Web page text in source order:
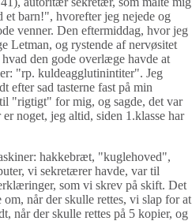
et barn!", hvorefter jeg nejede og
venner. Den eftermiddag, hvor jeg
Letman, og rystende af nervøsitet
den gode overlæge havde at
"rp. kuldeagglutinintiter". Jeg
efter sad tasterne fast på min
"rigtigt" for mig, og sagde, det var
noget, jeg altid, siden 1.klasse har
hakkebræt, "kuglehoved",
vi sekretærer havde, var til
som vi skrev på skift. Det
når der skulle rettes, vi slap for at
når der skulle rettes på 5 kopier, og